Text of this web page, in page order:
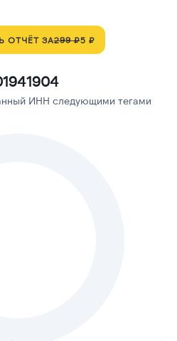
ОТЧЁТ ЗА299 ₽5 ₽
ИНН следующими тегами